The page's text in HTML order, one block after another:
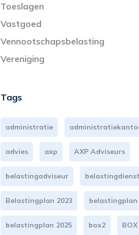
Toeslagen
Vastgoed
Vennootschapsbelasting
Vereniging
Tags
administratie
advies axp AXP Adviseurs
belastingadviseur belastingdienst
Belastingplan 2023 belastingplan
belastingplan 2025 box2 BOX